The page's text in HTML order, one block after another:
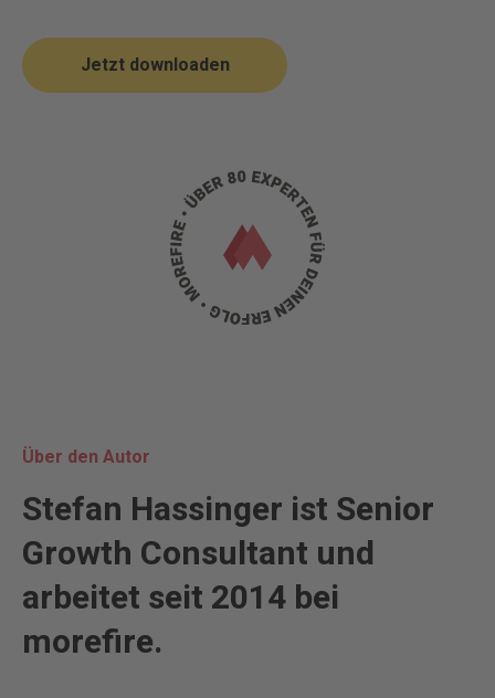
Jetzt downloaden
Über den Autor
Stefan Hassinger ist Senior
Growth Consultant und
arbeitet seit 2014 bei
morefire.